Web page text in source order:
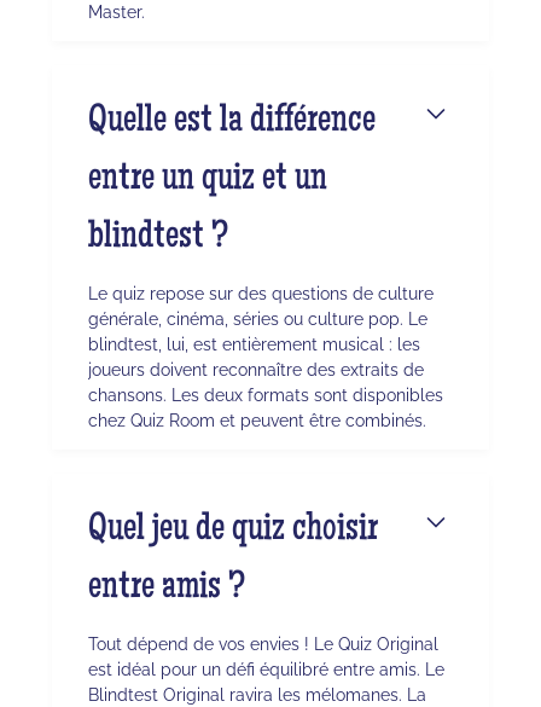
Master.
Quelle est la différence
entre un quiz et un
blindtest ?
Le quiz repose sur des questions de culture
générale, cinéma, séries ou culture pop. Le
blindtest, lui, est entièrement musical : les
joueurs doivent reconnaître des extraits de
chansons. Les deux formats sont disponibles
chez Quiz Room et peuvent être combinés.
Quel jeu de quiz choisir
entre amis ?
Tout dépend de vos envies ! Le Quiz Original
est idéal pour un défi équilibré entre amis. Le
Blindtest Original ravira les mélomanes. La